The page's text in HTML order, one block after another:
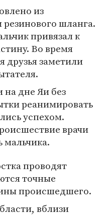
из
шланга.
привязал к
Во время
друзья заметили
дне Яи без
реанимировать
успехом.
врачи
мальчика.
проводят
точные
происшедшего.
вблизи